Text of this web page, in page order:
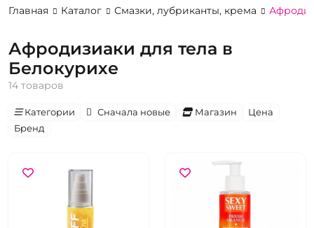
Главная Каталог Смазки, лубриканты, крема
Афродизиаки для тела в
Белокурихе
14 товаров
Категории Сначала новые Магазин
Цена
Бренд